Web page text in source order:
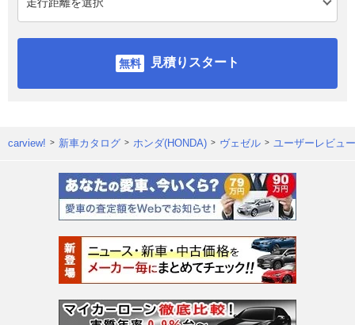
見積りスタート
carview! 新車カタログ ホンダ(HONDA) ヴェゼル ユーザーレビュ